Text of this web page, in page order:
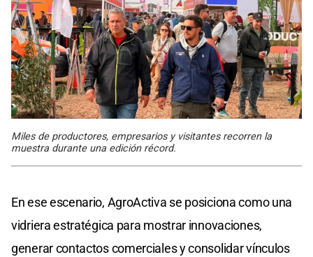
Miles de productores, empresarios y visitantes recorren la
muestra durante una edición récord.
En ese escenario, AgroActiva se posiciona como una
vidriera estratégica para mostrar innovaciones,
generar contactos comerciales y consolidar vínculos